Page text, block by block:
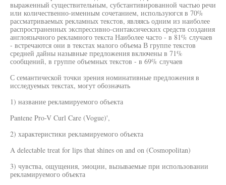
выраженный существительным, субстантивированной частью речи
или количественно-именным сочетанием, используюгся в 70%
рассматриваемых рекламных текстов, являясь одним из наиболее
распространенных экспрессивно-синтаксических средств создания
англоязычного рекламного текста Наиболее часто - в 81% случаев
- встречаются они в текстах малого объема В группе текстов
средней дайны назывные предложения включены в 71%
сообщений, в группе объемных текстов - в 69% случаев
С семантической точки зрения номинативные предложения в
исследуемых текстах, могут обозначать
1) название рекламируемого объекта
Pantene Pro-V Curl Care (Vogue)',
2) характеристики рекламируемого объекта
A delectable treat for lips that shines on and on (Cosmopolitan)
3) чувства, ощущения, эмоции, вызываемые при использовании
рекламируемого объекта